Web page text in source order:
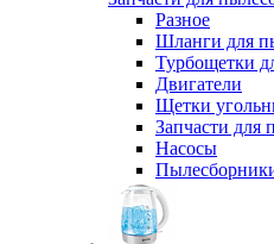
Разное
Шланги для
Турбощетки
Двигатели
Щетки
Запчасти для
Насосы